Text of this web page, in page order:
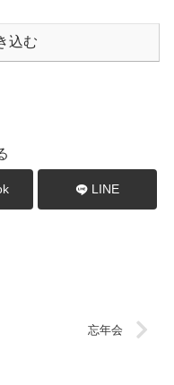
込む
LINE
忘年会